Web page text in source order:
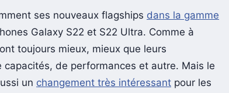
ses nouveaux flagships dans la gamme
Galaxy S22 et S22 Ultra. Comme à
toujours mieux, mieux que leurs
de performances et autre. Mais le
un changement très intéressant pour les